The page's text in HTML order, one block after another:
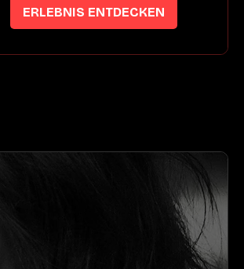
ERLEBNIS ENTDECKEN